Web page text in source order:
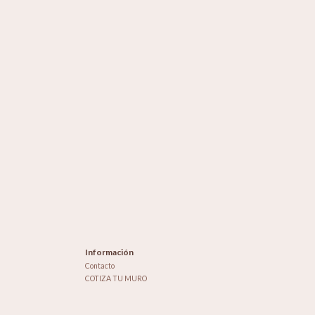
Información
Contacto
COTIZA TU MURO